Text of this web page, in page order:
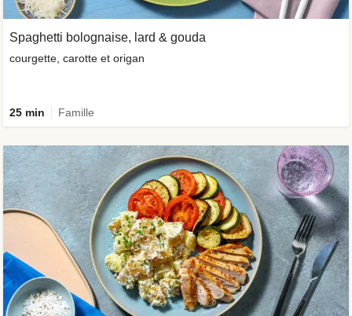
Spaghetti bolognaise, lard & gouda
courgette, carotte et origan
25 min Famille